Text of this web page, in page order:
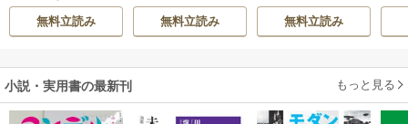
れたくないんで
す！ ～聖女に嵌め
二度目は串刺し回
避します！～
英茉
/ 先崎真琴
無料立読み
無料立読み
宗/転
無料立読み
小説・実用書の最新刊 もっと見る